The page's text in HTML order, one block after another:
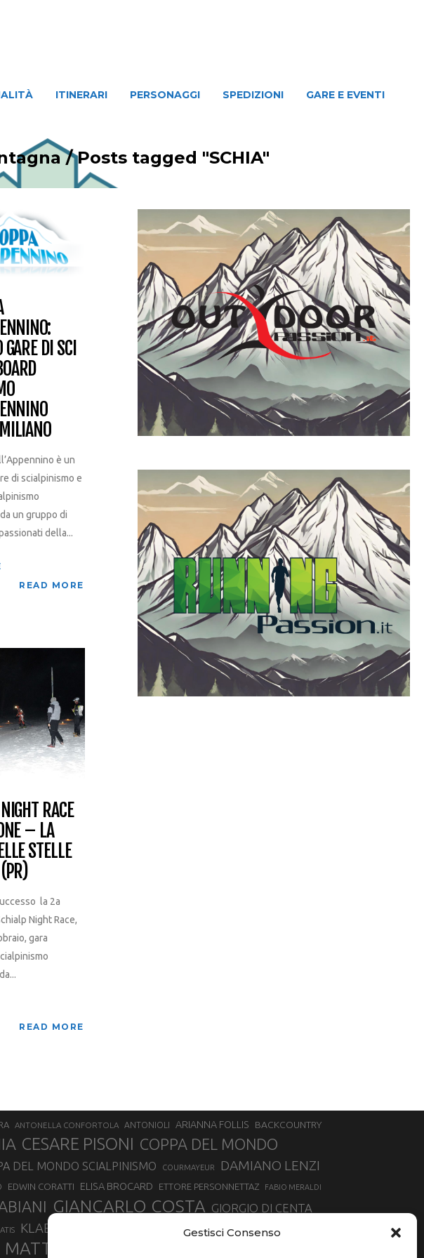
Gestisci Consenso
ITINERARI PERSONAGGI SPEDIZIONI GARE E EVENTI
/Posts tagged "SCHIA"
DI SCI
è un
di scialpinismo e
un gruppo di
della...
READ MORE
RACE
– LA
STELLE
la 2a
Night Race,
gara
READ MORE
ANTONELLA CONFORTOLA ANTONIOLI ARIANNA FOLLIS
BACKCOUNTRY
CESARE PISONI COPPA DEL MONDO
DEL MONDO SCIALPINISMO COURMAYEUR DAMIANO LENZI
EDWIN CORATTI ELISA BROCARD ETTORE PERSONNETTAZ FABIO MERALDI
GIANCARLO COSTA GIORGIO DI CENTA
KLAEBO LUCA MATTEOTTI MADONNA DI CAMPIGLIO
MATTEO EYDALLIN